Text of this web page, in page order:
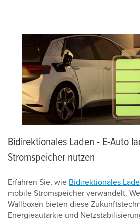
Bidirektionales Laden - E-Auto
Stromspeicher nutzen
Erfahren Sie, wie Bidirektionales
mobile Stromspeicher verwandelt.
Wallboxen bieten diese
Energieautarkie und